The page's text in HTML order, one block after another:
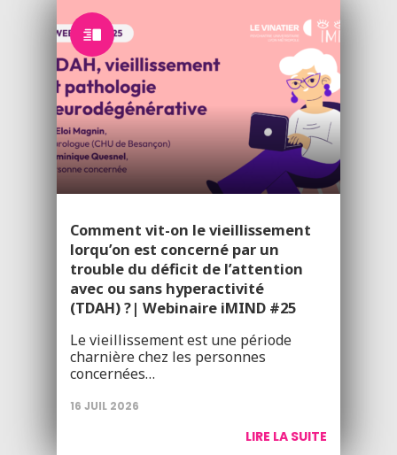
Comment vit-on le vieillissement
lorqu’on est concerné par un
trouble du déficit de l’attention
avec ou sans hyperactivité
(TDAH) ?| Webinaire iMIND #25
Le vieillissement est une période
charnière chez les personnes
concernées…
16 JUIL 2026
LIRE LA SUITE